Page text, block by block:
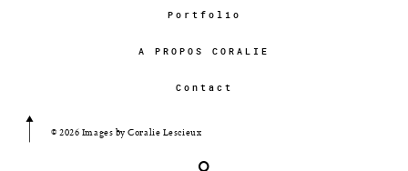
Portfolio
A PROPOS CORALIE
Contact
© 2026 Images by Coralie Lescieux